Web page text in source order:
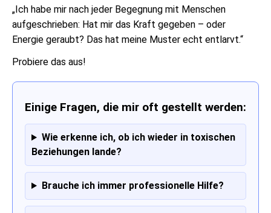
„Ich habe mir nach jeder Begegnung mit Menschen
aufgeschrieben: Hat mir das Kraft gegeben – oder
Energie geraubt? Das hat meine Muster echt entlarvt.“
Probiere das aus!
Einige Fragen, die mir oft gestellt werden:
Wie erkenne ich, ob ich wieder in toxischen
Beziehungen lande?
Brauche ich immer professionelle Hilfe?